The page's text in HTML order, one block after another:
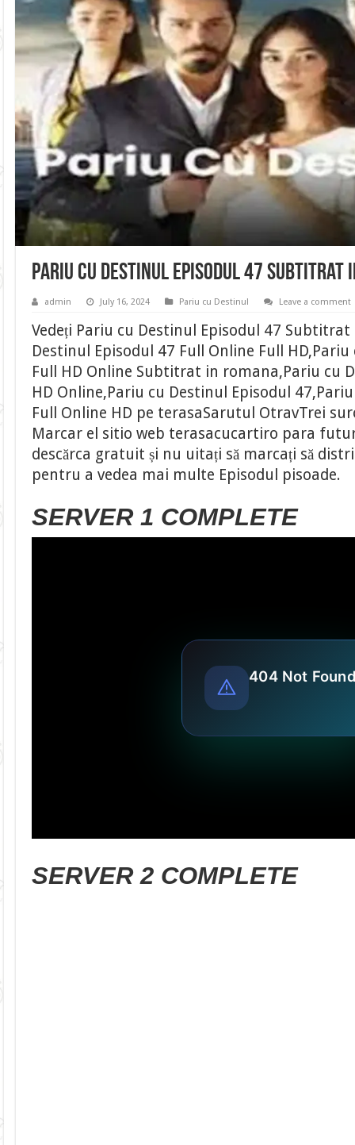
Pariu cu Destinul Episodul 47 Subtitrat
admin July 16, 2024 Pariu cu Destinul Leave a comment
Vedeți Pariu cu Destinul Episodul 47
Destinul Episodul 47 Full Online Full
Full HD Online Subtitrat in romana,Pariu cu
HD Online,Pariu cu Destinul Episodul
Full Online HD pe terasaSarutul OtravTrei
Marcar el sitio web terasacucartiro para
descărca gratuit și nu uitați să marcați să
pentru a vedea mai multe Episodul pisoade.
SERVER 1 COMPLETE
SERVER 2 COMPLETE